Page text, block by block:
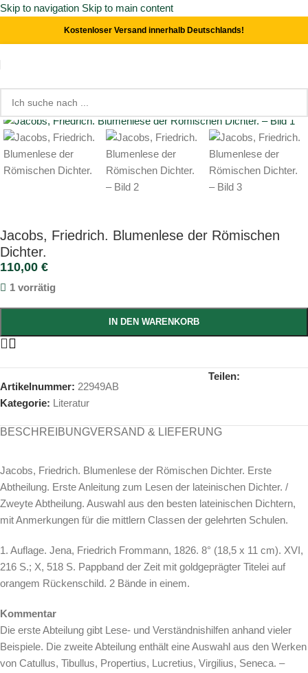
Skip to navigation Skip to main content
Kostenloser Versand innerhalb Deutschlands!
Start/ Literatur
Click to enlarge
Jacobs, Friedrich. Blumenlese der Römischen
Dichter.
110,00 €
1 vorrätig
IN DEN WARENKORB
Artikelnummer: 22949AB
Kategorie: Literatur
Teilen:
BESCHREIBUNGVERSAND & LIEFERUNG
Jacobs, Friedrich. Blumenlese der Römischen Dichter. Erste
Abtheilung. Erste Anleitung zum Lesen der lateinischen Dichter. /
Zweyte Abtheilung. Auswahl aus den besten lateinischen Dichtern,
mit Anmerkungen für die mittlern Classen der gelehrten Schulen.
1. Auflage. Jena, Friedrich Frommann, 1826. 8° (18,5 x 11 cm). XVI,
216 S.; X, 518 S. Pappband der Zeit mit goldgeprägter Titelei auf
orangem Rückenschild. 2 Bände in einem.
Kommentar
Die erste Abteilung gibt Lese- und Verständnishilfen anhand vieler
Beispiele. Die zweite Abteilung enthält eine Auswahl aus den Werken
von Catullus, Tibullus, Propertius, Lucretius, Virgilius, Seneca. –